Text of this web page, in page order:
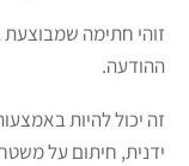
זוהי חתימה שמבוצעת
ההודעה.
זה יכול להיות
ידנית, חיתום על